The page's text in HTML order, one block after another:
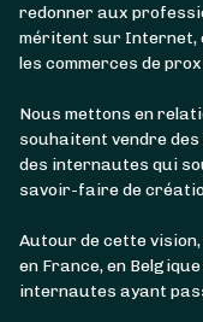
redonner aux
méritent sur Internet,
les commerces de
Nous mettons en
souhaitent vendre
des internautes qui
savoir-faire de
Autour de cette
en France, en
internautes ayant